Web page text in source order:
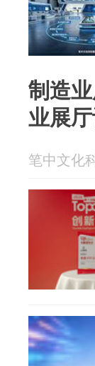
制造
业展
笔中文化